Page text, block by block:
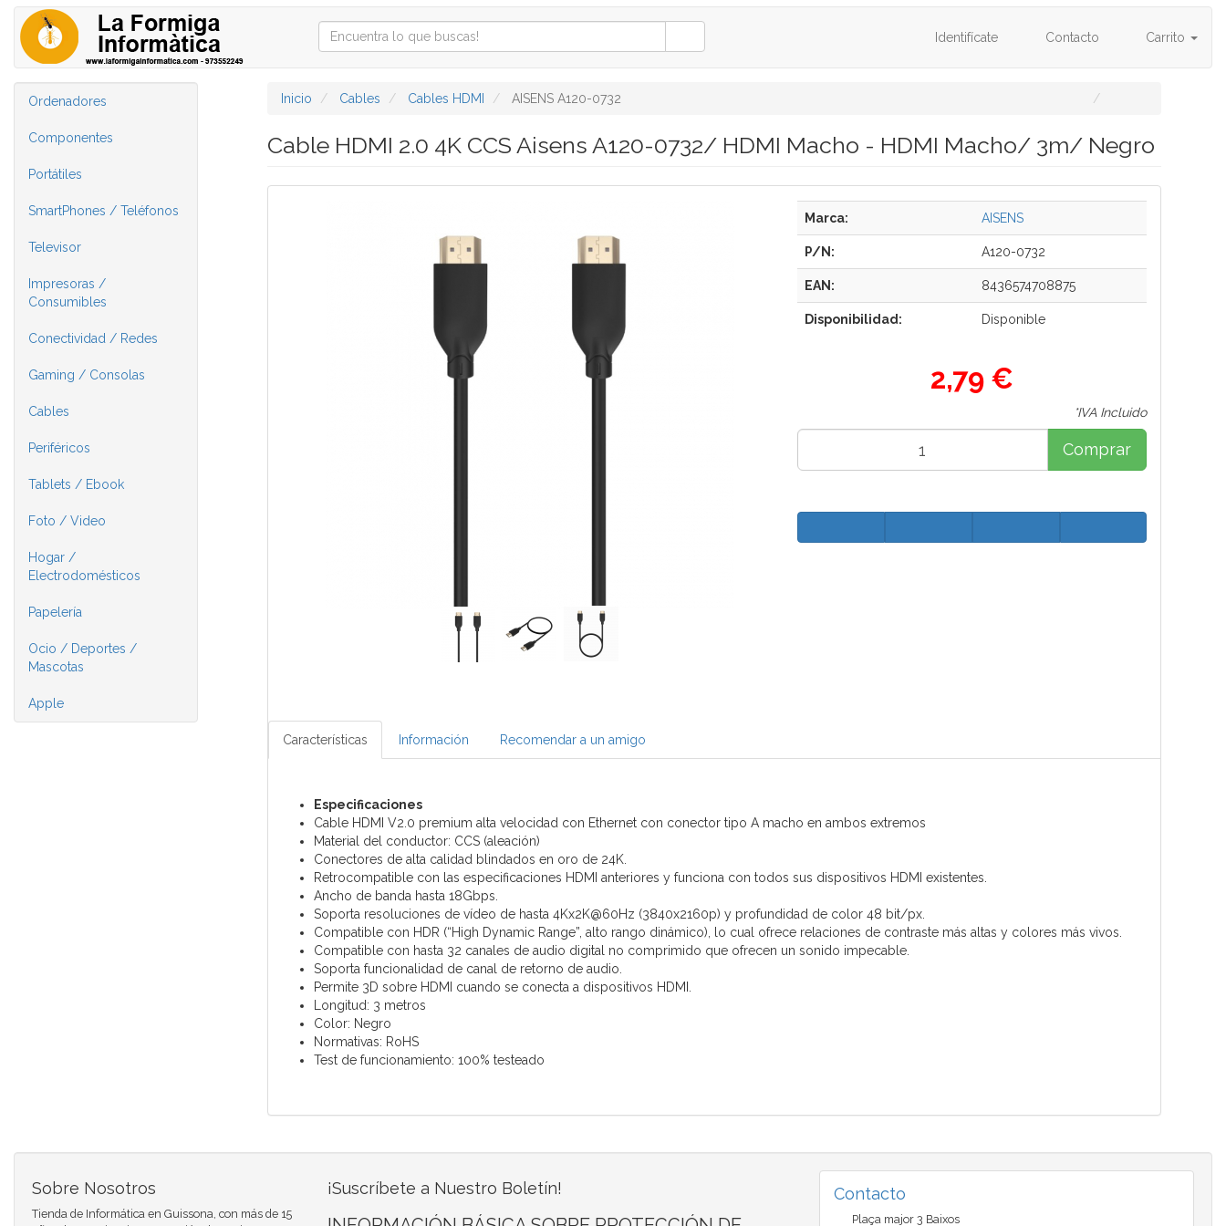
Identifícate Contacto Carrito
Ordenadores
Componentes
Portátiles
SmartPhones / Teléfonos
Televisor
Impresoras /
Consumibles
Conectividad / Redes
Gaming / Consolas
Cables
Periféricos
Tablets / Ebook
Foto / Video
Hogar /
Electrodomésticos
Papelería
Ocio / Deportes /
Mascotas
Apple
Inicio Cables Cables HDMI AISENS A120-0732
Cable HDMI 2.0 4K CCS Aisens A120-0732/ HDMI Macho - HDMI Macho/ 3m/ Negro
Marca: AISENS
P/N: A120-0732
EAN: 8436574708875
Disponibilidad: Disponible
2,79 €
*IVA Incluido
Comprar
Características Información Recomendar a un amigo
Especificaciones
Cable HDMI V2.0 premium alta velocidad con Ethernet con conector tipo A macho en ambos extremos
Material del conductor: CCS (aleación)
Conectores de alta calidad blindados en oro de 24K.
Retrocompatible con las especificaciones HDMI anteriores y funciona con todos sus dispositivos HDMI existentes.
Ancho de banda hasta 18Gbps.
Soporta resoluciones de vídeo de hasta 4Kx2K@60Hz (3840x2160p) y profundidad de color 48 bit/px.
Compatible con HDR (“High Dynamic Range”, alto rango dinámico), lo cual ofrece relaciones de contraste más altas y colores más vivos.
Compatible con hasta 32 canales de audio digital no comprimido que ofrecen un sonido impecable.
Soporta funcionalidad de canal de retorno de audio.
Permite 3D sobre HDMI cuando se conecta a dispositivos HDMI.
Longitud: 3 metros
Color: Negro
Normativas: RoHS
Test de funcionamiento: 100% testeado
Sobre Nosotros
Tienda de Informática en Guissona, con más de 15
¡Suscríbete a Nuestro Boletín! Contacto
Plaça major 3 Baixos